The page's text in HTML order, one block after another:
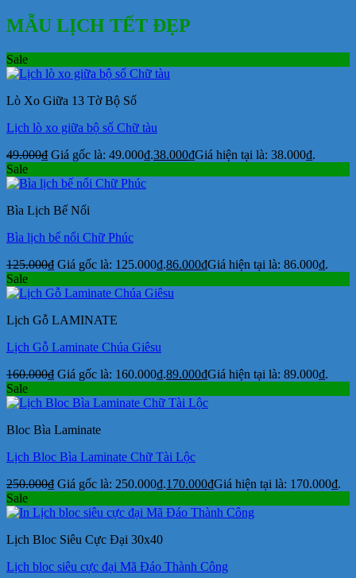
MẪU LỊCH TẾT ĐẸP
Sale
Lò Xo Giữa 13 Tờ Bộ Số
Lịch lò xo giữa bộ số Chữ tàu
49.000₫ Giá gốc là: 49.000₫.38.000₫Giá hiện tại là: 38.000₫.
Sale
Bìa Lịch Bế Nổi
Bìa lịch bế nổi Chữ Phúc
125.000₫ Giá gốc là: 125.000₫.86.000₫Giá hiện tại là: 86.000₫.
Sale
Lịch Gỗ LAMINATE
Lịch Gỗ Laminate Chúa Giêsu
160.000₫ Giá gốc là: 160.000₫.89.000₫Giá hiện tại là: 89.000₫.
Sale
Bloc Bìa Laminate
Lịch Bloc Bìa Laminate Chữ Tài Lộc
250.000₫ Giá gốc là: 250.000₫.170.000₫Giá hiện tại là: 170.000₫.
Sale
Lịch Bloc Siêu Cực Đại 30x40
Lịch bloc siêu cực đại Mã Đáo Thành Công